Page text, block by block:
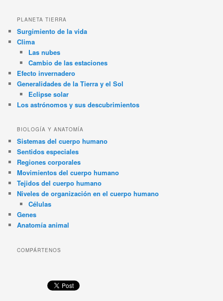
PLANETA TIERRA
Surgimiento de la vida
Clima
Las nubes
Cambio de las estaciones
Efecto invernadero
Generalidades de la Tierra y el Sol
Eclipse solar
Los astrónomos y sus descubrimientos
BIOLOGÍA Y ANATOMÍA
Sistemas del cuerpo humano
Sentidos especiales
Regiones corporales
Movimientos del cuerpo humano
Tejidos del cuerpo humano
Niveles de organización en el cuerpo humano
Células
Genes
Anatomía animal
COMPÁRTENOS